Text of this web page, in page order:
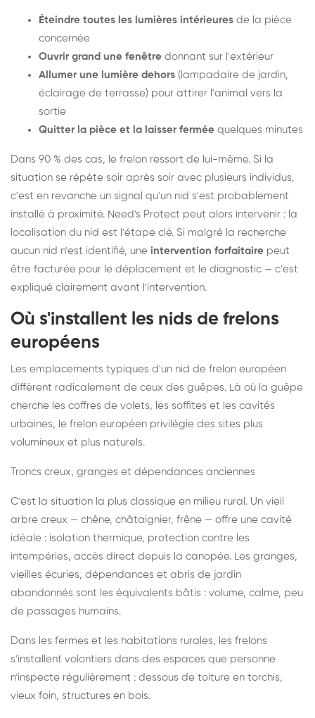
Éteindre toutes les lumières intérieures de la pièce
concernée
Ouvrir grand une fenêtre donnant sur l'extérieur
Allumer une lumière dehors (lampadaire de jardin,
éclairage de terrasse) pour attirer l'animal vers la
sortie
Quitter la pièce et la laisser fermée quelques minutes
Dans 90 % des cas, le frelon ressort de lui-même. Si la
situation se répète soir après soir avec plusieurs individus,
c'est en revanche un signal qu'un nid s'est probablement
installé à proximité. Need's Protect peut alors intervenir : la
localisation du nid est l'étape clé. Si malgré la recherche
aucun nid n'est identifié, une intervention forfaitaire peut
être facturée pour le déplacement et le diagnostic — c'est
expliqué clairement avant l'intervention.
Où s'installent les nids de frelons
européens
Les emplacements typiques d'un nid de frelon européen
diffèrent radicalement de ceux des guêpes. Là où la guêpe
cherche les coffres de volets, les soffites et les cavités
urbaines, le frelon européen privilégie des sites plus
volumineux et plus naturels.
Troncs creux, granges et dépendances anciennes
C'est la situation la plus classique en milieu rural. Un vieil
arbre creux — chêne, châtaignier, frêne — offre une cavité
idéale : isolation thermique, protection contre les
intempéries, accès direct depuis la canopée. Les granges,
vieilles écuries, dépendances et abris de jardin
abandonnés sont les équivalents bâtis : volume, calme, peu
de passages humains.
Dans les fermes et les habitations rurales, les frelons
s'installent volontiers dans des espaces que personne
n'inspecte régulièrement : dessous de toiture en torchis,
vieux foin, structures en bois.